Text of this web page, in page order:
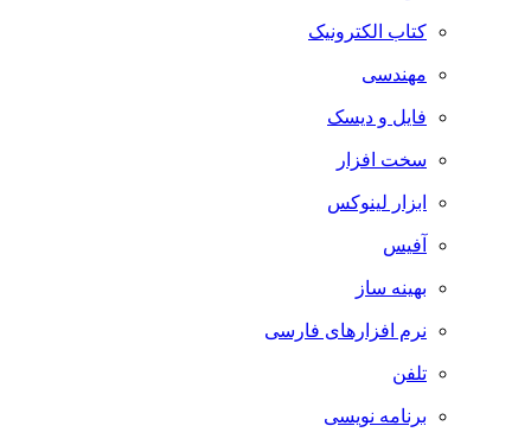
کتاب الکترونیک
مهندسی
فایل و دیسک
سخت افزار
ابزار لینوکس
آفیس
بهینه ساز
نرم افزارهای فارسی
تلفن
برنامه نویسی